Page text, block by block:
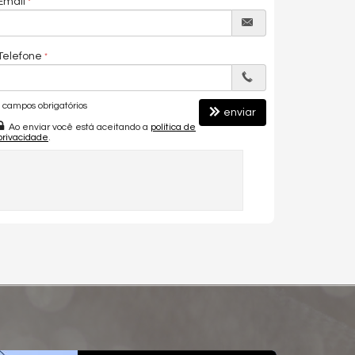
campos obrigatórios
Ao enviar você está aceitando a política de
enviar